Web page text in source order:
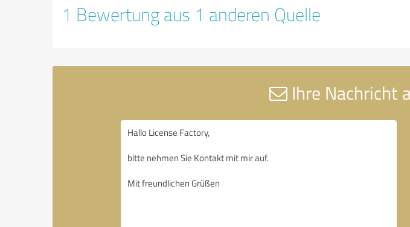
1 Bewertung aus 1 anderen Quelle
Ihre Nachricht